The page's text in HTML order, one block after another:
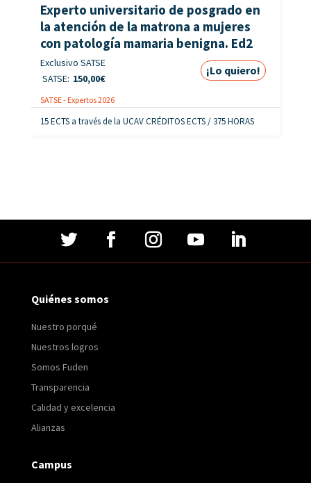
Experto universitario de posgrado en
la atención de la matrona a mujeres
con patología mamaria benigna. Ed2
Exclusivo SATSE
SATSE: 150,00€
¡Lo quiero!
SATSE - Expertos 2026
15 ECTS a través de la UCAV CRÉDITOS ECTS / 375 HORAS
Quiénes somos
Nuestro porqué
Nuestros logros
Somos Fuden
Transparencia
Calidad y excelencia
Alianzas
Campus